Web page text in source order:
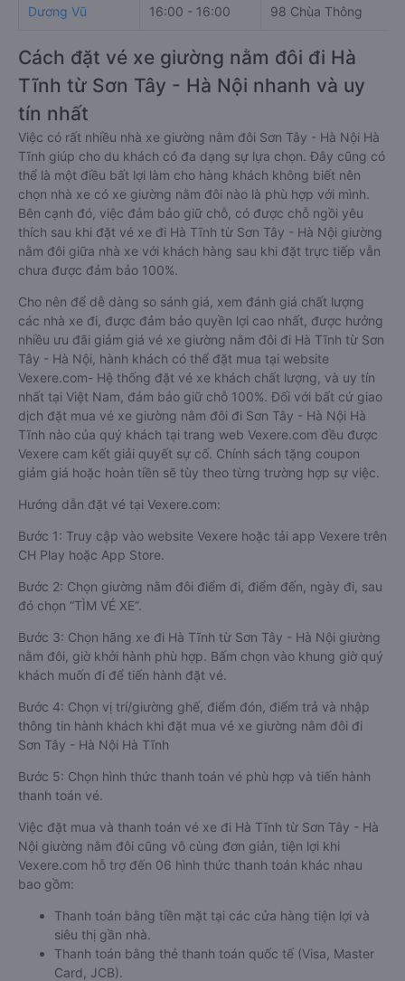
Dương Vũ 16:00 - 16:00 98 Chùa Thông
Cách đặt vé xe giường nằm đôi đi Hà
Tĩnh từ Sơn Tây - Hà Nội nhanh và uy
tín nhất
Việc có rất nhiều nhà xe giường nằm đôi Sơn Tây - Hà Nội Hà
Tĩnh giúp cho du khách có đa dạng sự lựa chọn. Đây cũng có
thể là một điều bất lợi làm cho hàng khách không biết nên
chọn nhà xe có xe giường nằm đôi nào là phù hợp với mình.
Bên cạnh đó, việc đảm bảo giữ chỗ, có được chỗ ngồi yêu
thích sau khi đặt vé xe đi Hà Tĩnh từ Sơn Tây - Hà Nội giường
nằm đôi giữa nhà xe với khách hàng sau khi đặt trực tiếp vẫn
chưa được đảm bảo 100%.
Cho nên để dễ dàng so sánh giá, xem đánh giá chất lượng
các nhà xe đi, được đảm bảo quyền lợi cao nhất, được hưởng
nhiều ưu đãi giảm giá vé xe giường nằm đôi đi Hà Tĩnh từ Sơn
Tây - Hà Nội, hành khách có thể đặt mua tại website
Vexere.com- Hệ thống đặt vé xe khách chất lượng, và uy tín
nhất tại Việt Nam, đảm bảo giữ chỗ 100%. Đối với bất cứ giao
dịch đặt mua vé xe giường nằm đôi đi Sơn Tây - Hà Nội Hà
Tĩnh nào của quý khách tại trang web Vexere.com đều được
Vexere cam kết giải quyết sự cố. Chính sách tặng coupon
giảm giá hoặc hoàn tiền sẽ tùy theo từng trường hợp sự việc.
Hướng dẫn đặt vé tại Vexere.com:
Bước 1: Truy cập vào website Vexere hoặc tải app Vexere trên
CH Play hoặc App Store.
Bước 2: Chọn giường nằm đôi điểm đi, điểm đến, ngày đi, sau
đó chọn “TÌM VÉ XE”.
Bước 3: Chọn hãng xe đi Hà Tĩnh từ Sơn Tây - Hà Nội giường
nằm đôi, giờ khởi hành phù hợp. Bấm chọn vào khung giờ quý
khách muốn đi để tiến hành đặt vé.
Bước 4: Chọn vị trí/giường ghế, điểm đón, điểm trả và nhập
thông tin hành khách khi đặt mua vé xe giường nằm đôi đi
Sơn Tây - Hà Nội Hà Tĩnh
Bước 5: Chọn hình thức thanh toán vé phù hợp và tiến hành
thanh toán vé.
Việc đặt mua và thanh toán vé xe đi Hà Tĩnh từ Sơn Tây - Hà
Nội giường nằm đôi cũng vô cùng đơn giản, tiện lợi khi
Vexere.com hỗ trợ đến 06 hình thức thanh toán khác nhau
bao gồm:
Thanh toán bằng tiền mặt tại các cửa hàng tiện lợi và
siêu thị gần nhà.
Thanh toán bằng thẻ thanh toán quốc tế (Visa, Master
Card, JCB).